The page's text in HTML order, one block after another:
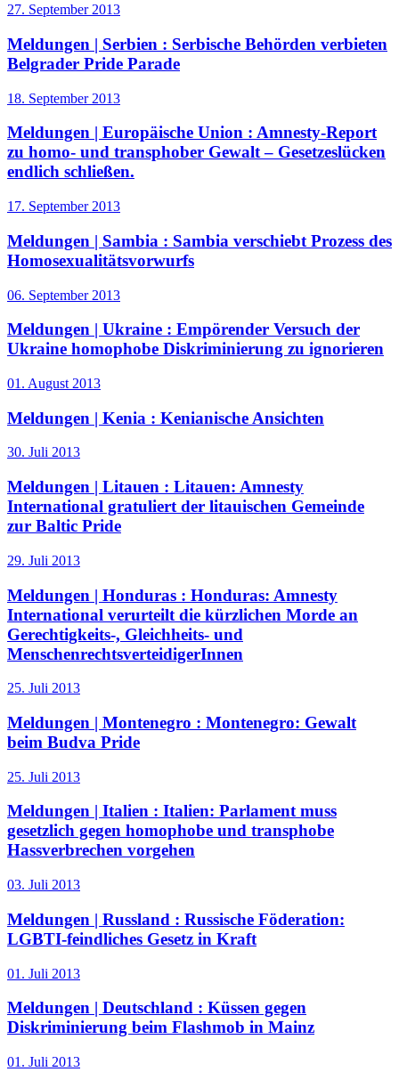
27. September 2013
Meldungen | Serbien : Serbische Behörden verbieten
Belgrader Pride Parade
18. September 2013
Meldungen | Europäische Union : Amnesty-Report
zu homo- und transphober Gewalt – Gesetzeslücken
endlich schließen.
17. September 2013
Meldungen | Sambia : Sambia verschiebt Prozess des
Homosexualitätsvorwurfs
06. September 2013
Meldungen | Ukraine : Empörender Versuch der
Ukraine homophobe Diskriminierung zu ignorieren
01. August 2013
Meldungen | Kenia : Kenianische Ansichten
30. Juli 2013
Meldungen | Litauen : Litauen: Amnesty
International gratuliert der litauischen Gemeinde
zur Baltic Pride
29. Juli 2013
Meldungen | Honduras : Honduras: Amnesty
International verurteilt die kürzlichen Morde an
Gerechtigkeits-, Gleichheits- und
MenschenrechtsverteidigerInnen
25. Juli 2013
Meldungen | Montenegro : Montenegro: Gewalt
beim Budva Pride
25. Juli 2013
Meldungen | Italien : Italien: Parlament muss
gesetzlich gegen homophobe und transphobe
Hassverbrechen vorgehen
03. Juli 2013
Meldungen | Russland : Russische Föderation:
LGBTI-feindliches Gesetz in Kraft
01. Juli 2013
Meldungen | Deutschland : Küssen gegen
Diskriminierung beim Flashmob in Mainz
01. Juli 2013